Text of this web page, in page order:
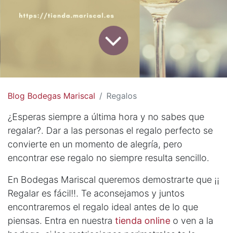
Blog Bodegas Mariscal Regalos
¿Esperas siempre a última hora y no sabes que
regalar?. Dar a las personas el regalo perfecto se
convierte en un momento de alegría, pero
encontrar ese regalo no siempre resulta sencillo.
En Bodegas Mariscal queremos demostrarte que ¡¡
Regalar es fácil!!. Te aconsejamos y juntos
encontraremos el regalo ideal antes de lo que
piensas. Entra en nuestra tienda online o ven a la